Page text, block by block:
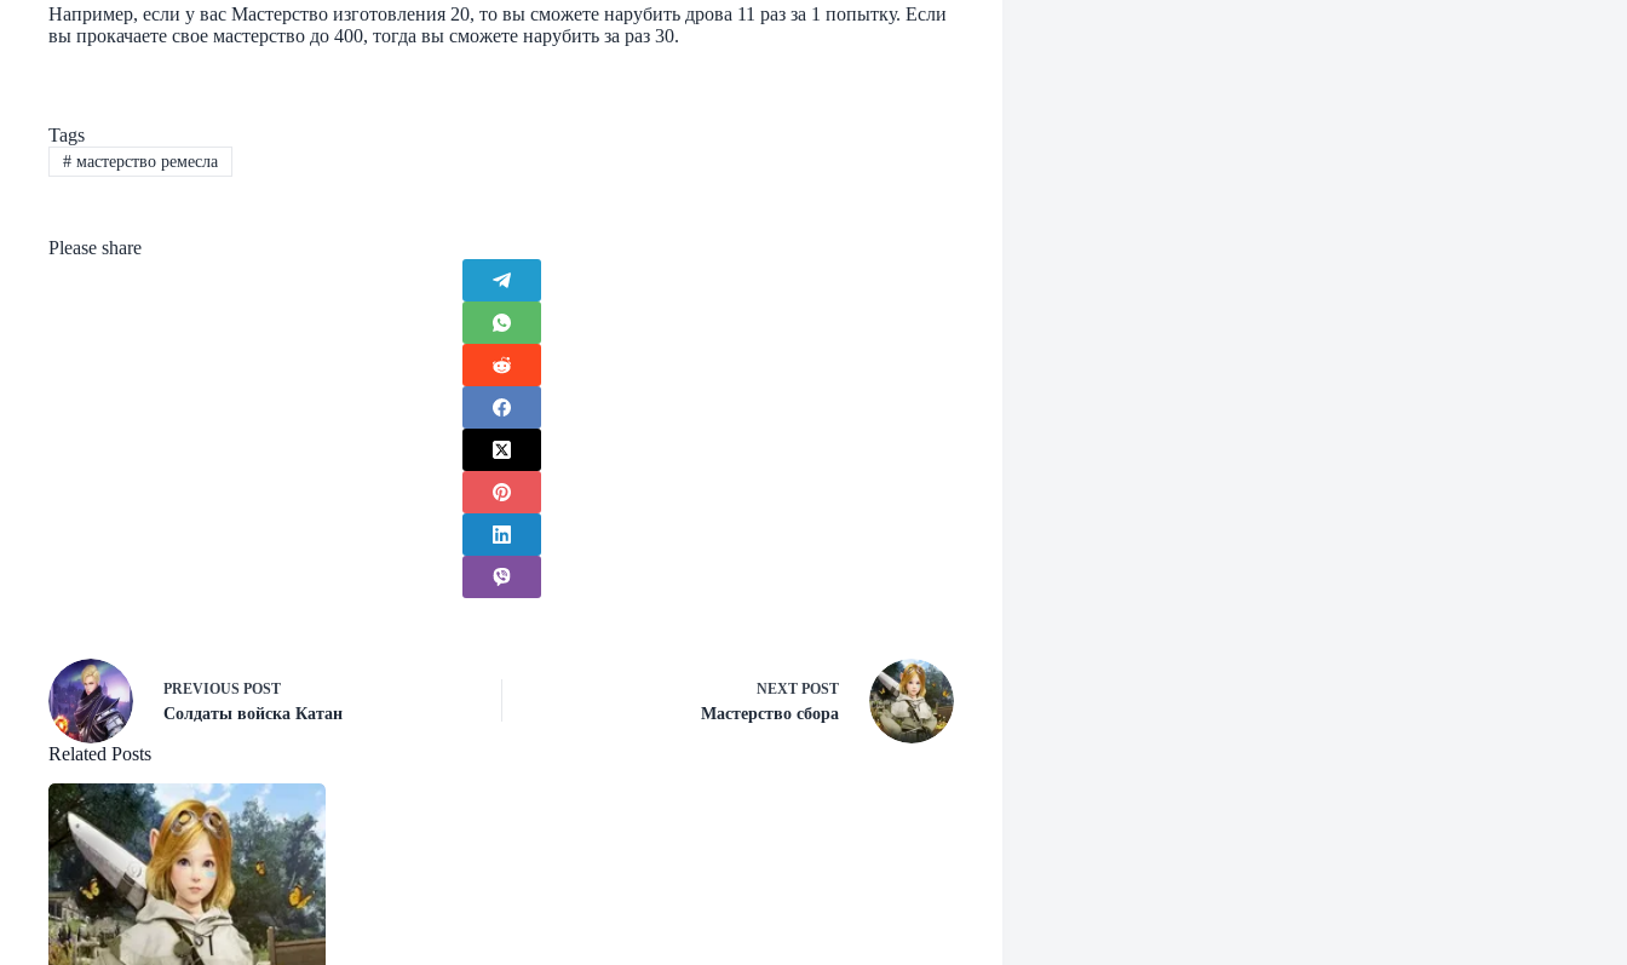
Например, если у вас Мастерство изготовления 20, то вы сможете нарубить дрова 11 раз за 1 попытку. Если
вы прокачаете свое мастерство до 400, тогда вы сможете нарубить за раз 30.
Tags
#мастерство ремесла
Please share
PREVIOUS POST
Солдаты войска Катан
NEXT POST
Мастерство сбора
Related Posts